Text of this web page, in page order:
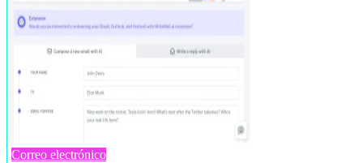
Correo electrónico